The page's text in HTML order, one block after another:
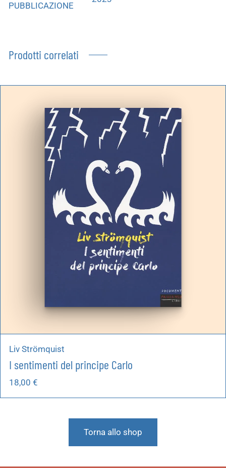
PUBBLICAZIONE
Prodotti correlati
Liv Strömquist
I sentimenti del principe Carlo
18,00 €
Torna allo shop